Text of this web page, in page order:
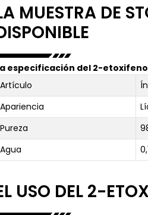
MUESTRA DE
especificación del 2-
Artículo
Apariencia
Pureza
Agua
USO DEL 2-